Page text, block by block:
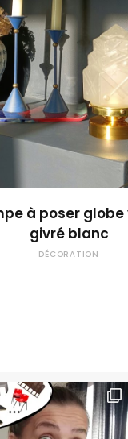
à poser globe
givré blanc
DÉCORATION